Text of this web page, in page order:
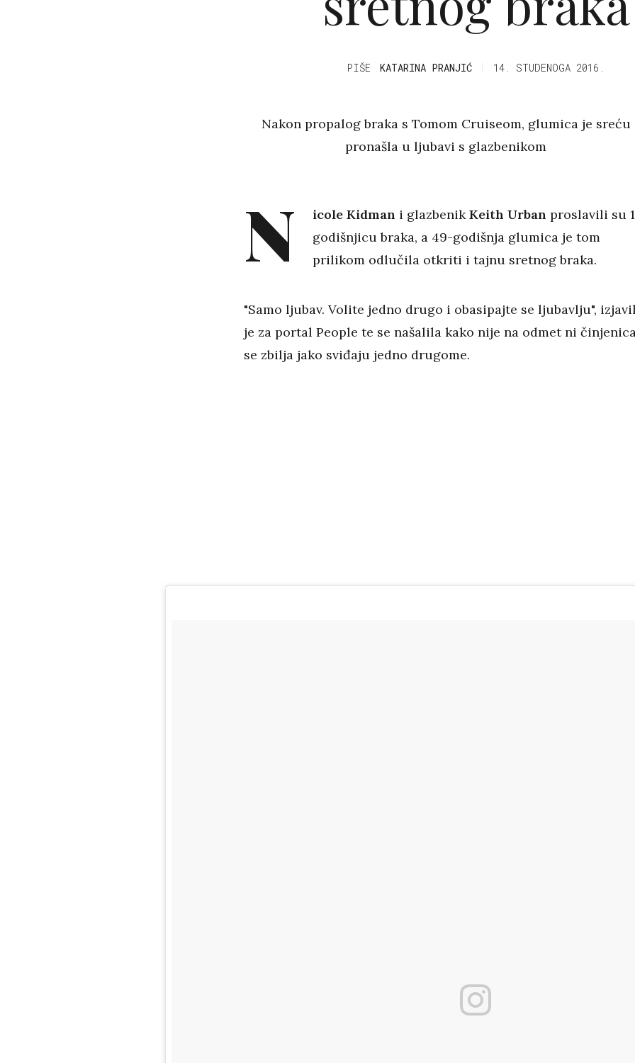
PIŠE KATARINA PRANJIĆ 14. STUDENOGA 2016.
Nakon propalog braka s Tomom Cruiseom, glumica je sreću
pronašla u ljubavi s glazbenikom
N icole Kidman i glazbenikKeith Urban proslavili su
godišnjicu braka, a 49-godišnja glumica je tom
prilikom odlučila otkriti i tajnu sretnog braka.
"Samo ljubav. Volite jedno drugo i obasipajte se ljubavlju",
je za portal People te se našalila kako nije na odmet ni
se zbilja jako sviđaju jedno drugome.